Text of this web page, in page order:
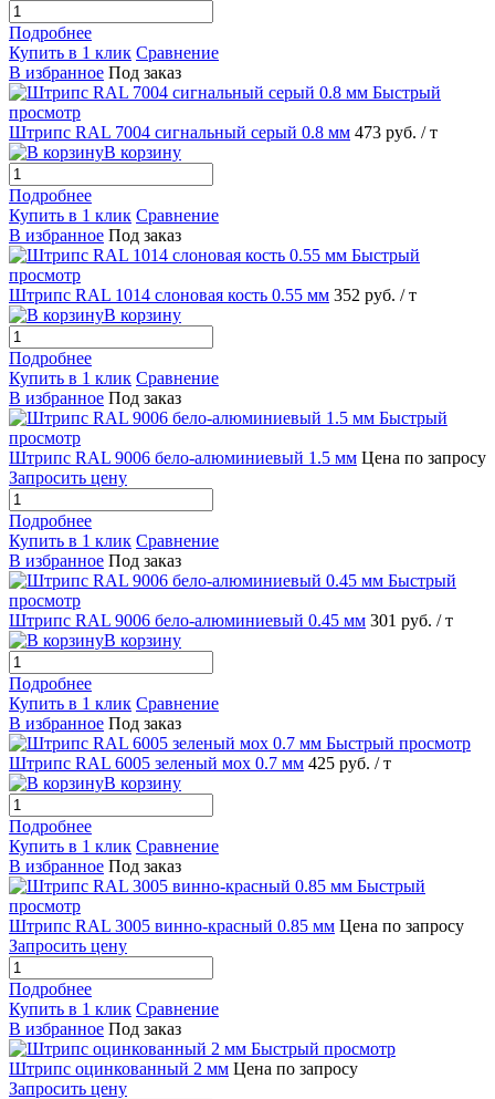
Подробнее
Купить в 1 клик Сравнение
В избранное Под заказ
Быстрый
просмотр
Штрипс RAL 7004 сигнальный серый 0.8 мм 473 руб. / т
В корзину
Подробнее
Купить в 1 клик Сравнение
В избранное Под заказ
Быстрый
просмотр
Штрипс RAL 1014 слоновая кость 0.55 мм 352 руб. / т
В корзину
Подробнее
Купить в 1 клик Сравнение
В избранное Под заказ
Быстрый
просмотр
Штрипс RAL 9006 бело-алюминиевый 1.5 мм Цена по запросу
Запросить цену
Подробнее
Купить в 1 клик Сравнение
В избранное Под заказ
Быстрый
просмотр
Штрипс RAL 9006 бело-алюминиевый 0.45 мм 301 руб. / т
В корзину
Подробнее
Купить в 1 клик Сравнение
В избранное Под заказ
Быстрый просмотр
Штрипс RAL 6005 зеленый мох 0.7 мм 425 руб. / т
В корзину
Подробнее
Купить в 1 клик Сравнение
В избранное Под заказ
Быстрый
просмотр
Штрипс RAL 3005 винно-красный 0.85 мм Цена по запросу
Запросить цену
Подробнее
Купить в 1 клик Сравнение
В избранное Под заказ
Быстрый просмотр
Штрипс оцинкованный 2 мм Цена по запросу
Запросить цену